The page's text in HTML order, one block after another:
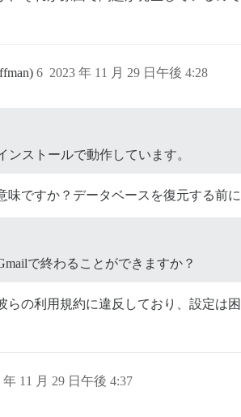
2023 年 11 月 29 日午後 4:28
6
ンストールで動作しています。
味ですか？データベースを復元する前
で終わることができますか？
らの利用規約に違反しており、設定は
年 11 月 29 日午後 4:37